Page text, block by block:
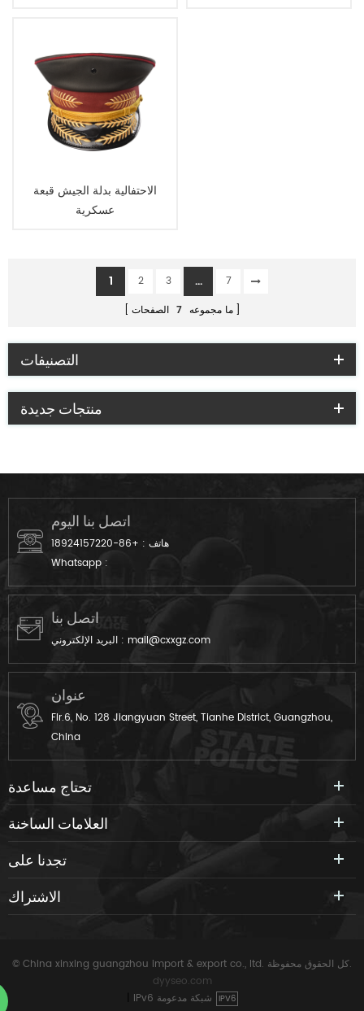
الاحتفالية بدلة الجيش قبعة
عسكرية
1 2 3 ...
7
ما مجموعه 7 الصفحات
التصنيفات
منتجات جديدة
اتصل بنا اليوم
هاتف : +86-18924157220
Whatsapp :
اتصل بنا
البريد الإلكتروني : mail@cxxgz.com
عنوان
Flr.6, No. 128 Jiangyuan Street, Tianhe District, Guangzhou,
China
تحتاج مساعدة
العلامات الساخنة
تجدنا على
الاشتراك
© China xinxing guangzhou import & export co., ltd. كل الحقوق محفوظة.
dyyseo.com
IPv6 شبكة مدعومة IPV6